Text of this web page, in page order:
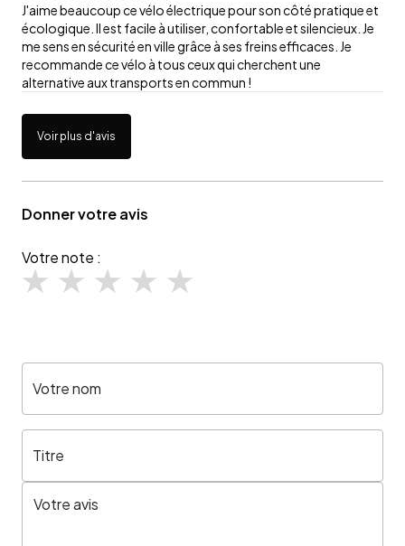
J'aime beaucoup ce vélo électrique pour son côté pratique et
écologique. Il est facile à utiliser, confortable et silencieux. Je
me sens en sécurité en ville grâce à ses freins efficaces. Je
recommande ce vélo à tous ceux qui cherchent une
alternative aux transports en commun !
Voir plus d'avis
Donner votre avis
Votre note :
Votre nom
Titre